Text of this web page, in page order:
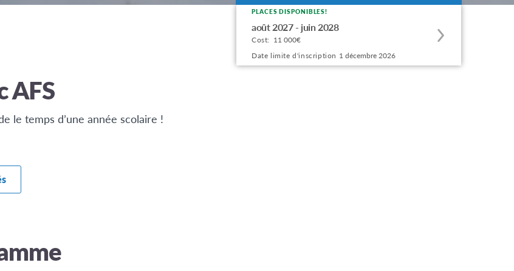
Apply
to
this
program
PLACES DISPONIBLES!
août 2027 - juin 2028
Cost: 11 000€
Date limite d'inscription 1 décembre 2026
AFS
le temps d’une année scolaire !